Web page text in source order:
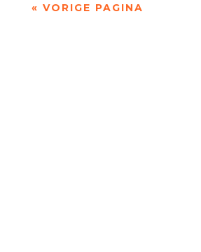
« VORIGE PAGINA